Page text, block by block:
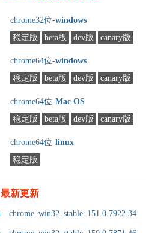
chrome32位-windows
稳定版
beta版 dev版 canary版
chrome64位-windows
稳定版
beta版 dev版 canary版
chrome64位-Mac OS
稳定版
beta版 dev版 canary版
chrome64位-linux
稳定版
最新更新
chrome_win32_stable_151.0.7922.34